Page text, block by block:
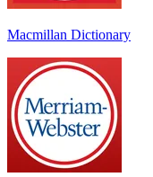
Macmillan Dictionary